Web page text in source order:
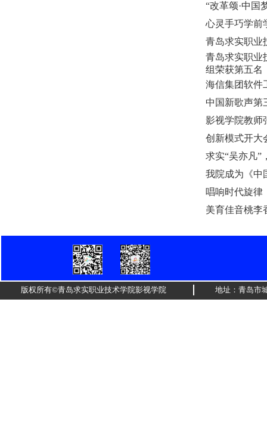
“改革颂·中国
心灵手巧学前
青岛求实职业
青岛求实职业
组荣获第五名
海信集团软件
中国新歌声第
影视学院教师
创新模式开大
求实“吴亦凡”
我院成为《中
唱响时代旋律
美育佳音桃李
版权所有©青岛求实职业技术学院影视学院 地址：青岛市